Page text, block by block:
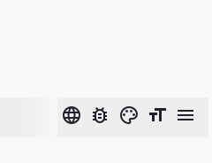
language bug_report color_lens format_size menu